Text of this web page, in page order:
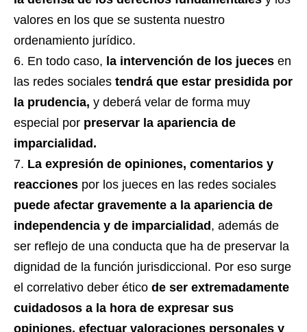
valores en los que se sustenta nuestro
ordenamiento jurídico.
En todo caso, la intervención de los jueces en
las redes sociales tendrá que estar presidida por
la prudencia, y deberá velar de forma muy
especial por preservar la apariencia de
imparcialidad.
La expresión de opiniones, comentarios y
reacciones por los jueces en las redes sociales
puede afectar gravemente a la apariencia de
independencia y de imparcialidad , además de
ser reflejo de una conducta que ha de preservar la
dignidad de la función jurisdiccional. Por eso surge
el correlativo deber ético de ser extremadamente
cuidadosos a la hora de expresar sus
opiniones, efectuar valoraciones personales y